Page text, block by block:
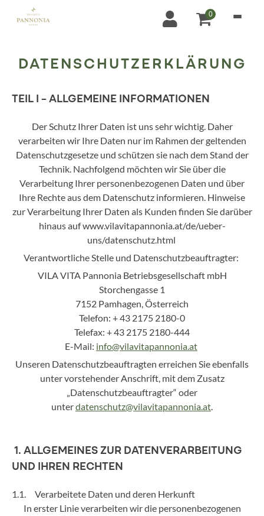
0
DATENSCHUTZERKLÄRUNG
TEIL I – ALLGEMEINE INFORMATIONEN
Der Schutz Ihrer Daten ist uns sehr wichtig. Daher
verarbeiten wir Ihre Daten nur im Rahmen der geltenden
Datenschutzgesetze und schützen sie nach dem Stand der
Technik. Nachfolgend möchten wir Sie über die
Verarbeitung Ihrer personenbezogenen Daten und über
Ihre Rechte aus dem Datenschutz informieren. Hinweise
zur Verarbeitung Ihrer Daten als Kunden finden Sie darüber
hinaus auf www.vilavitapannonia.at/de/ueber-
uns/datenschutz.html
Verantwortliche Stelle und Datenschutzbeauftragter:
VILA VITA Pannonia Betriebsgesellschaft mbH
Storchengasse 1
7152 Pamhagen, Österreich
Telefon: + 43 2175 2180-0
Telefax: + 43 2175 2180-444
E-Mail: info@vilavitapannonia.at
Unseren Datenschutzbeauftragten erreichen Sie ebenfalls
unter vorstehender Anschrift, mit dem Zusatz
„Datenschutzbeauftragter“ oder
unterdatenschutz@vilavitapannonia.at.
1. ALLGEMEINES ZUR DATENVERARBEITUNG
UND IHREN RECHTEN
1.1. Verarbeitete Daten und deren Herkunft
In erster Linie verarbeiten wir die personenbezogenen